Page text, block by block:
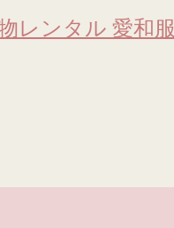
レンタル 愛和服